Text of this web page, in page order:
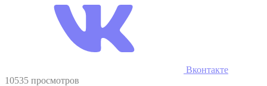
Вконтакте
10535 просмотров